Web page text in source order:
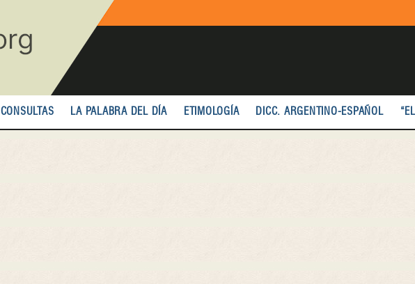
CONSULTAS LA PALABRA DEL DÍA ETIMOLOGÍA DICC. ARGENTINO-ESPAÑOL